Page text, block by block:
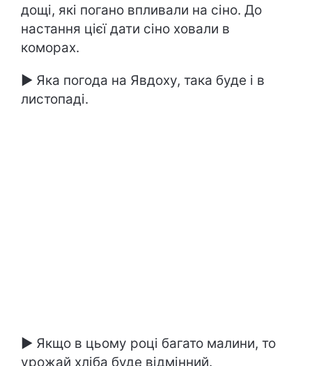
дощі, які погано впливали на сіно. До
настання цієї дати сіно ховали в
коморах.
► Яка погода на Явдоху, така буде і в
листопаді.
► Якщо в цьому році багато малини, то
урожай хліба буде відмінний.